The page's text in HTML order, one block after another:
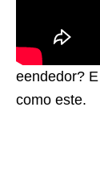
eendedor?
como este.